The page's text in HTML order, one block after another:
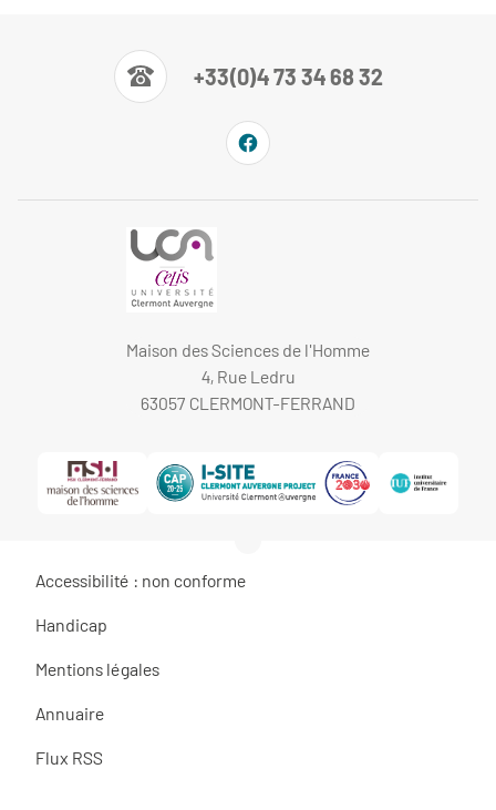
+33(0)4 73 34 68 32
Maison des Sciences de l'Homme
4, Rue Ledru
63057 CLERMONT-FERRAND
Accessibilité : non conforme
Handicap
Mentions légales
Annuaire
Flux RSS